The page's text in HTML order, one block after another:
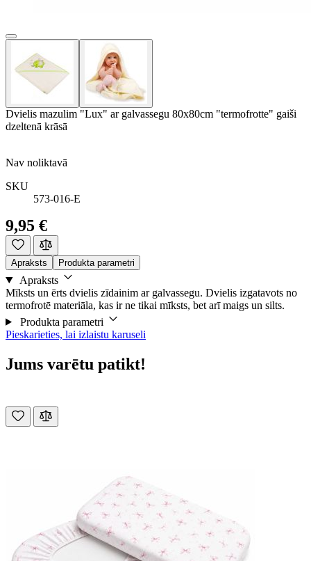
Dvielis mazulim "Lux" ar galvassegu 80x80cm "termofrotte" gaiši
dzeltenā krāsā
Nav noliktavā
SKU
573-016-E
9,95 €
Apraksts Produkta parametri
Apraksts
Mīksts un ērts dvielis zīdainim ar galvassegu. Dvielis izgatavots no
termofrotē materiāla, kas ir ne tikai mīksts, bet arī maigs un silts.
Produkta parametri
Pieskarieties, lai izlaistu karuseli
Jums varētu patikt!